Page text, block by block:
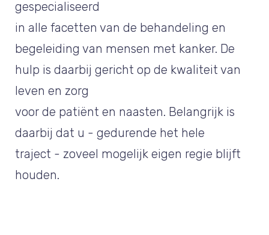
gespecialiseerd
in alle facetten van de behandeling en
begeleiding van mensen met kanker. De
hulp is daarbij gericht op de kwaliteit van
leven en zorg
voor de patiënt en naasten. Belangrijk is
daarbij dat u - gedurende het hele
traject - zoveel mogelijk eigen regie blijft
houden.